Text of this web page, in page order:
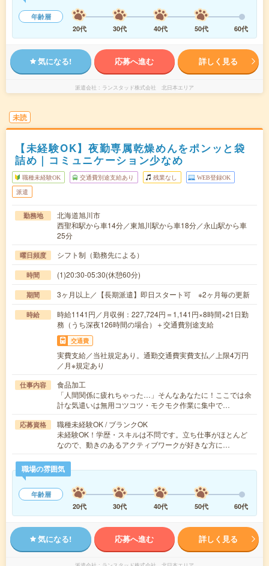
年齢層
20代
30代 40代 50代 60代
気になる! 応募へ進む 詳しく見る
派遣会社 ランスタッド株式会社 北日本エリア
未読
【未経験OK】夜勤専属乾燥めんをポンッと袋
詰め｜コミュニケーション少なめ
職種未経験OK 交通費別途支給あり 残業なし WEB登録OK
派遣
勤務地
北海道旭川市
西聖和駅から車14分／東旭川駅から車18分／永山駅から車
25分
曜日頻度 シフト制（勤務先による）
時間 (1)20:30-05:30(休憩60分)
期間 3ヶ月以上／【長期派遣】即日スタート可 ※2ヶ月毎の更新
時給
時給1141円／月収例：227,724円＝1,141円×8時間×21日勤
務（うち深夜126時間の場合）＋交通費別途支給
交通費
実費支給／当社規定あり。通勤交通費実費支払／上限4万円
／月※規定あり
仕事内容
食品加工
「人間関係に疲れちゃった…」そんなあなたに！ここでは余
計な気遣いは無用コツコツ・モクモク作業に集中で…
応募資格
職種未経験OK / ブランクOK
未経験OK！学歴・スキルは不問です。立ち仕事がほとんど
なので、動きのあるアクティブワークが好きな方に…
職場の雰囲気
年齢層
20代
30代 40代 50代 60代
気になる! 応募へ進む 詳しく見る